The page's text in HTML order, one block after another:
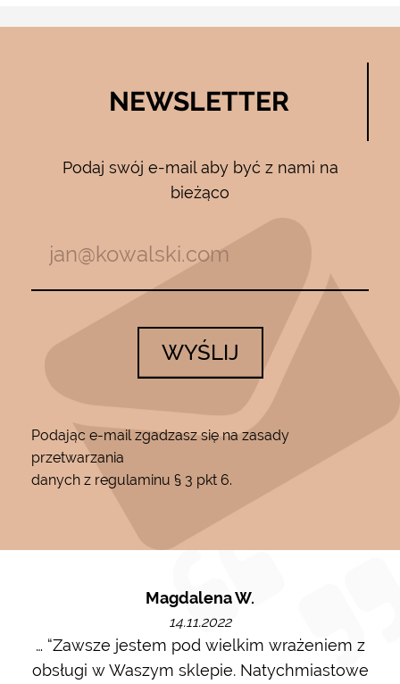
NEWSLETTER
Podaj swój e-mail aby być z nami na
bieżąco
WYŚLIJ
Podając e-mail zgadzasz się na zasady
przetwarzania
danych z regulaminu § 3 pkt 6.
Magdalena W.
14.11.2022
… “Zawsze jestem pod wielkim wrażeniem z
obsługi w Waszym sklepie. Natychmiastowe